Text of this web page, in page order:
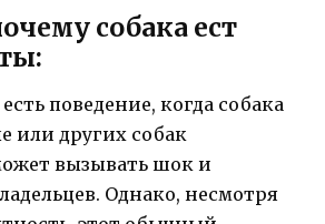
собака ест
поведение, когда собака
или других собак
вызывать шок и
Однако, несмотря